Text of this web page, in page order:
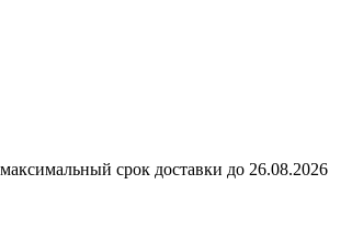
срок доставки до 26.08.2026